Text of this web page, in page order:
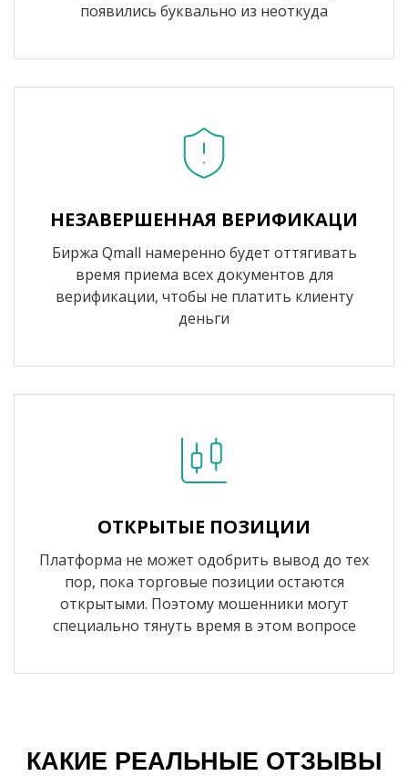
появились буквально из неоткуда
НЕЗАВЕРШЕННАЯ ВЕРИФИКАЦИ
Биржа Qmall намеренно будет оттягивать
время приема всех документов для
верификации, чтобы не платить клиенту
деньги
ОТКРЫТЫЕ ПОЗИЦИИ
Платформа не может одобрить вывод до тех
пор, пока торговые позиции остаются
открытыми. Поэтому мошенники могут
специально тянуть время в этом вопросе
КАКИЕ РЕАЛЬНЫЕ ОТЗЫВЫ